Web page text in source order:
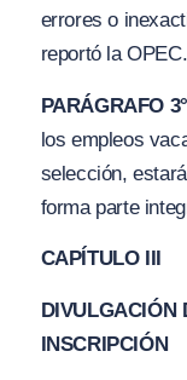
errores o
reportó la OPEC.
PARÁGRAFO
los empleos
selección,
forma parte
CAPÍTULO III
DIVULGACIÓN
INSCRIPCIÓN